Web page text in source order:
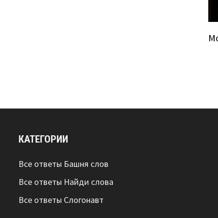
КАТЕГОРИИ
Все ответы Башня слов
Все ответы Найди слова
Все ответы Слогонавт